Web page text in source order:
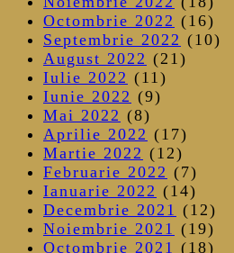
Octombrie 2022 (16)
Septembrie 2022 (10)
August 2022 (21)
Iulie 2022 (11)
Iunie 2022 (9)
Mai 2022 (8)
Aprilie 2022 (17)
Martie 2022 (12)
Februarie 2022 (7)
Ianuarie 2022 (14)
Decembrie 2021 (12)
Noiembrie 2021 (19)
Octombrie 2021 (18)